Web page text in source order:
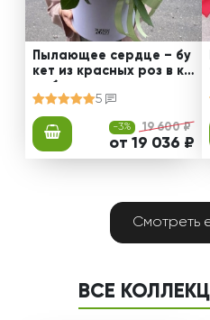
Пылающее сердце – бу
кет из красных роз в ко
робке
5
-3% 19 600 ₽
от 19 036 ₽
Смотреть
ВСЕ